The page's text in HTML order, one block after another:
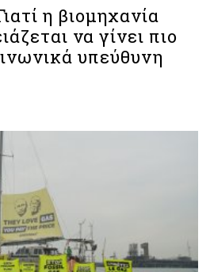
η βιομηχανία
να γίνει πιο
υπεύθυνη